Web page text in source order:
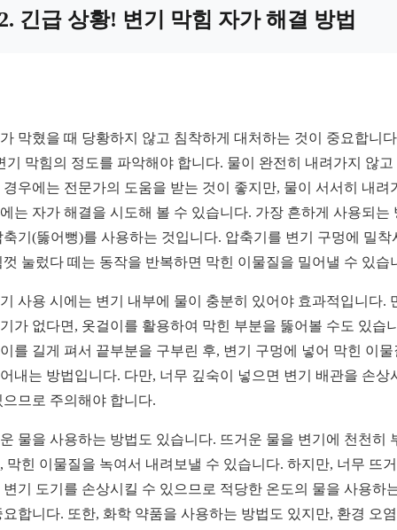
긴급 상황! 변기 막힘 자가 해결 방법
막혔을 때 당황하지 않고 침착하게 대처하는 것이 중요합니
기 막힘의 정도를 파악해야 합니다. 물이 완전히 내려가지 않고
경우에는 전문가의 도움을 받는 것이 좋지만, 물이 서서히 내려
는 자가 해결을 시도해 볼 수 있습니다. 가장 흔하게 사용되는
축기(뚫어뻥)를 사용하는 것입니다. 압축기를 변기 구멍에 밀착
껏 눌렀다 떼는 동작을 반복하면 막힌 이물질을 밀어낼 수 있습
사용 시에는 변기 내부에 물이 충분히 있어야 효과적입니다.
가 없다면, 옷걸이를 활용하여 막힌 부분을 뚫어볼 수도 있습
를 길게 펴서 끝부분을 구부린 후, 변기 구멍에 넣어 막힌 이물
내는 방법입니다. 다만, 너무 깊숙이 넣으면 변기 배관을 손상
으므로 주의해야 합니다.
물을 사용하는 방법도 있습니다. 뜨거운 물을 변기에 천천히
막힌 이물질을 녹여서 내려보낼 수 있습니다. 하지만, 너무 뜨
변기 도기를 손상시킬 수 있으므로 적당한 온도의 물을 사용하
요합니다. 또한, 화학 약품을 사용하는 방법도 있지만, 환경 오